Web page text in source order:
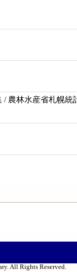
農林水産省札幌統
All Rights Reserved.